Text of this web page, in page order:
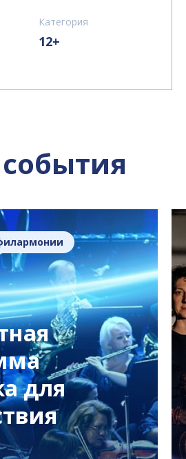
Категория
12+
для